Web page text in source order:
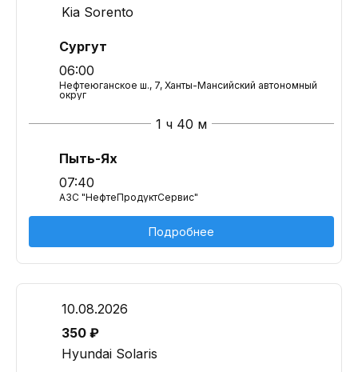
Kia Sorento
Сургут
06:00
Нефтеюганское ш., 7, Ханты-Мансийский автономный
округ
1 ч 40 м
Пыть-Ях
07:40
АЗС "НефтеПродуктСервис"
Подробнее
10.08.2026
350 ₽
Hyundai Solaris